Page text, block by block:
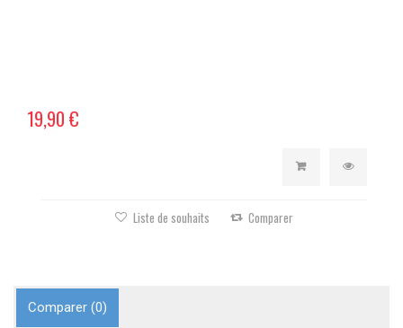
19,90 €
Liste de souhaits Comparer
Comparer (0)